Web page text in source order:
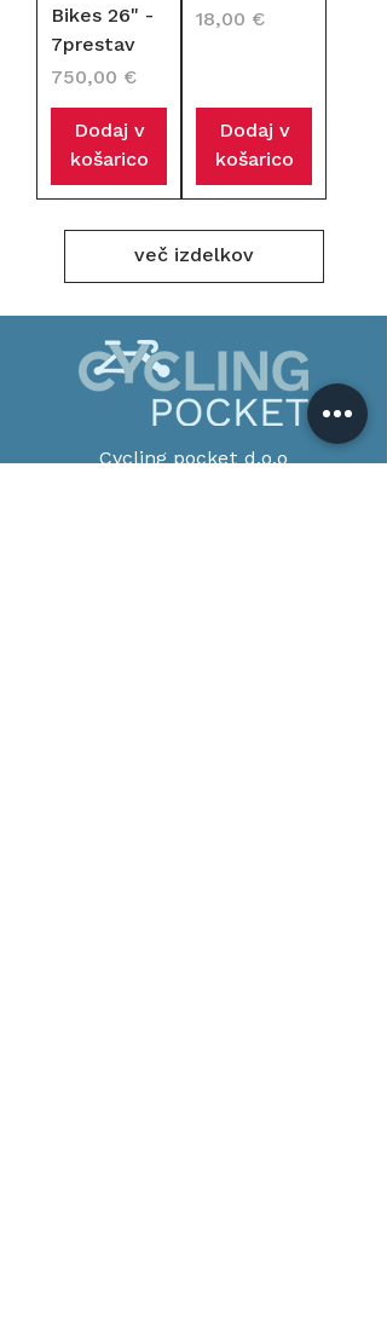
Bikes 26" -
7prestav
Cena
750,00 €
Dodaj v
košarico
Cena
18,00 €
Dodaj v
košarico
več izdelkov
Cycling pocket d.o.o